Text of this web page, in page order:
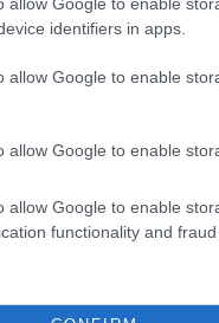
identifiers in apps.
allow Google to enable
allow Google to enable
allow Google to enable
functionality and
, o robô foi
é aprimorado por
os dados